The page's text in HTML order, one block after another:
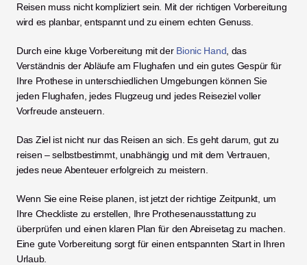
Reisen muss nicht kompliziert sein. Mit der richtigen Vorbereitung
wird es planbar, entspannt und zu einem echten Genuss.
Durch eine kluge Vorbereitung mit der Bionic Hand , das
Verständnis der Abläufe am Flughafen und ein gutes Gespür für
Ihre Prothese in unterschiedlichen Umgebungen können Sie
jeden Flughafen, jedes Flugzeug und jedes Reiseziel voller
Vorfreude ansteuern.
Das Ziel ist nicht nur das Reisen an sich. Es geht darum, gut zu
reisen – selbstbestimmt, unabhängig und mit dem Vertrauen,
jedes neue Abenteuer erfolgreich zu meistern.
Wenn Sie eine Reise planen, ist jetzt der richtige Zeitpunkt, um
Ihre Checkliste zu erstellen, Ihre Prothesenausstattung zu
überprüfen und einen klaren Plan für den Abreisetag zu machen.
Eine gute Vorbereitung sorgt für einen entspannten Start in Ihren
Urlaub.